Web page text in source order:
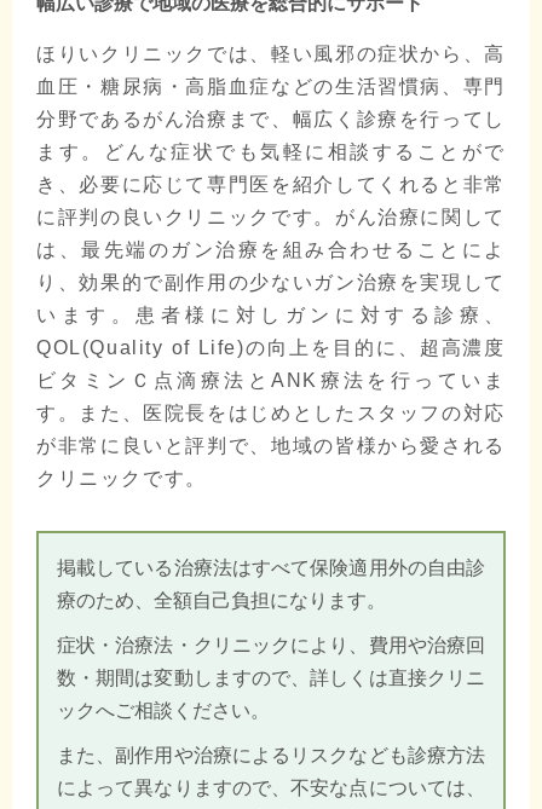
ほりいクリニックでは、軽い風邪の症状から、高
血圧・糖尿病・高脂血症などの生活習慣病、専門
分野であるがん治療まで、幅広く診療を行ってし
ます。どんな症状でも気軽に相談することがで
き、必要に応じて専門医を紹介してくれると非常
に評判の良いクリニックです。がん治療に関して
は、最先端のガン治療を組み合わせることによ
り、効果的で副作用の少ないガン治療を実現して
います。患者様に対しガンに対する診療、
QOL(Quality of Life)の向上を目的に、超高濃度
ビタミンＣ点滴療法とANK療法を行っていま
す。また、医院長をはじめとしたスタッフの対応
が非常に良いと評判で、地域の皆様から愛される
クリニックです。
掲載している治療法はすべて保険適用外の自由診
療のため、全額自己負担になります。
症状・治療法・クリニックにより、費用や治療回
数・期間は変動しますので、詳しくは直接クリニ
ックへご相談ください。
また、副作用や治療によるリスクなども診療方法
によって異なりますので、不安な点については、